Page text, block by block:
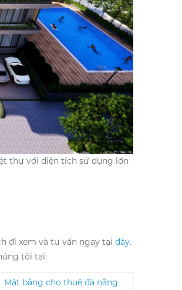
thự với diện tích sử dụng lớn
đi xem và tư vấn ngay tại đây.
tôi tại:
Mặt bằng cho thuê đà nẵng